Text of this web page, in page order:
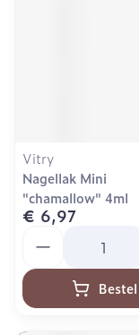
Vitry
Nagellak Mini
"chamallow" 4ml
€ 6,97
Bestel